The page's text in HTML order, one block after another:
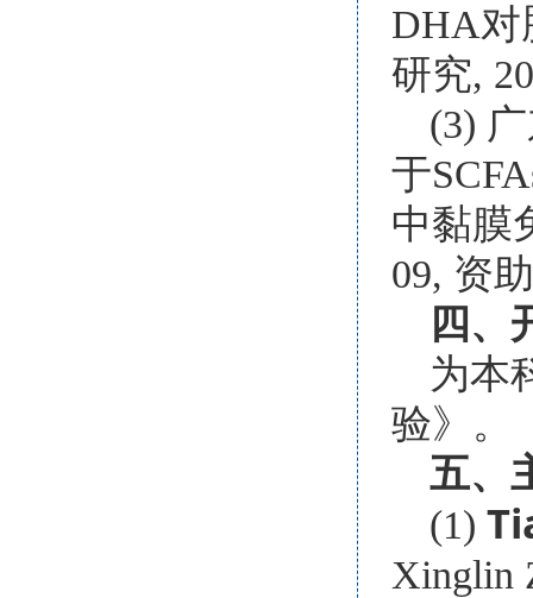
DHA对
研究,
(3)
于
中黏膜
09, 资
四、
为本
验》。
五、
(1)
Xinglin